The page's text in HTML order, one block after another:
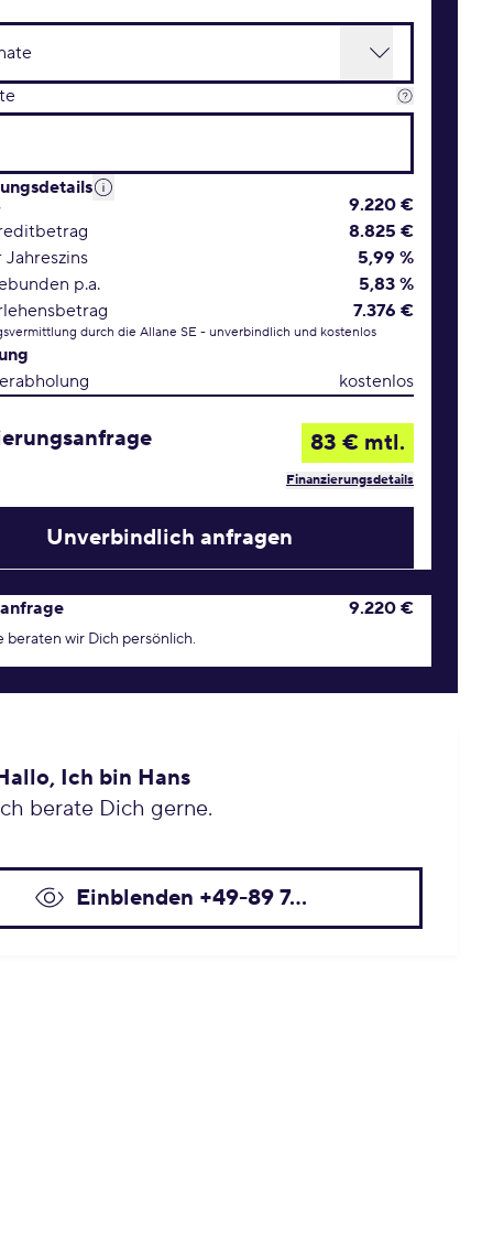
9.220 €
8.825 €
5,99 %
p.a.
5,83 %
7.376 €
durch die Allane SE - unverbindlich und kostenlos
kostenlos
83 € mtl.
Finanzierungsdetails
Unverbindlich anfragen
Konditionen
beraten wir Dich persönlich.
9.220 €
Ich bin Hans
berate Dich gerne.
Einblenden +49-89 7...